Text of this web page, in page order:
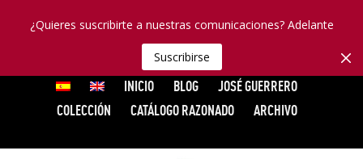
¿Quieres suscribirte a nuestras comunicaciones? Adelante
Suscribirse
INICIO BLOG
JOSÉ GUERRERO
COLECCIÓN
CATÁLOGO RAZONADO ARCHIVO